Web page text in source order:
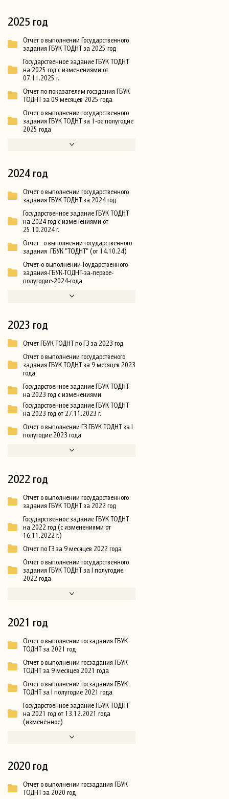
2025 год
Отчет о выполнении Государственного
задания ГБУК ТОДНТ за 2025 год
Государственное задание ГБУК ТОДНТ
на 2025 год с изменениями от
07.11.2025 г.
Отчет по показателям госздания ГБУК
ТОДНТ за 09 месяцев 2025 года
Отчет о выполнении государственного
задания ГБУК ТОДНТ за 1-ое полугодие
2025 года
2024 год
Отчет о выполнении государственного
задания ГБУК ТОДНТ за 2024 год
Государственное задание ГБУК ТОДНТ
на 2024 год с изменениями от
25.10.2024 г.
Отчет о выполнении государственного
задания ГБУК "ТОДНТ" (от 14.10.24)
Отчет-о-выполнении-Гоударственного-
задания-ГБУК-ТОДНТ-за-первое-
полугодие-2024-года
2023 год
Отчет ГБУК ТОДНТ по ГЗ за 2023 год
Отчет о выполнении государственого
задания ГБУК ТОДНТ за 9 месяцев 2023
года
Государственное задание ГБУК ТОДНТ
на 2023 год с изменениями
Государственное задание ГБУК ТОДНТ
на 2023 год от 27.11.2023 г.
Отчет о выполнении ГЗ ГБУК ТОДНТ за I
полугодие 2023 года
2022 год
Отчет о выполнении государственного
задания ГБУК ТОДНТ за 2022 год
Государственное задание ГБУК ТОДНТ
на 2022 год (с изменениями от
16.11.2022 г.)
Отчет по ГЗ за 9 месяцев 2022 года
Отчет о выполнении государственного
задания ГБУК ТОДНТ за I полугодие
2022 года
2021 год
Отчет о выполнении госзадания ГБУК
ТОДНТ за 2021 год
Отчет о выполнении госзадания ГБУК
ТОДНТ за 9 месяцев 2021 года
Отчет о выполнении госзадания ГБУК
ТОДНТ за I полугодие 2021 года
Государственное задание ГБУК ТОДНТ
на 2021 год от 13.12.2021 года
(изменённое)
2020 год
Отчет о выполнении госзадания ГБУК
ТОДНТ за 2020 год